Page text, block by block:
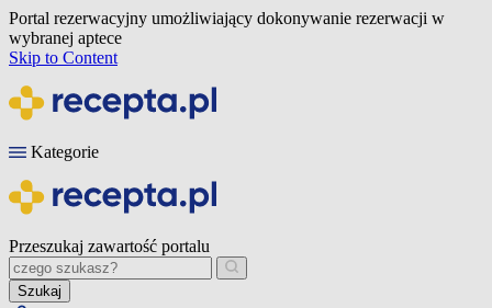
Portal rezerwacyjny umożliwiający dokonywanie rezerwacji w
wybranej aptece
Skip to Content
Kategorie
Przeszukaj zawartość portalu
Szukaj